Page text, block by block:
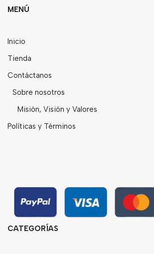
MENÚ
Inicio
Tienda
Contáctanos
Sobre nosotros
Misión, Visión y Valores
Políticas y Términos
CATEGORÍAS